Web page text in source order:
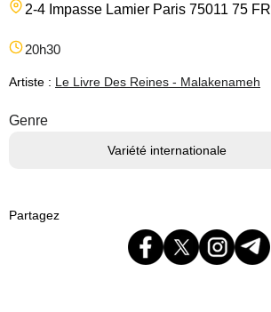
2-4 Impasse Lamier Paris 75011 75 FR
20h30
Artiste : Le Livre Des Reines - Malakenameh
Genre
Variété internationale
Partagez